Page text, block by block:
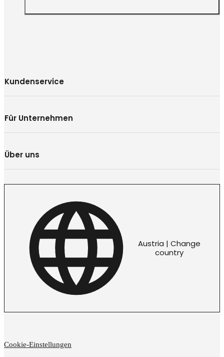
Kundenservice
Für Unternehmen
Über uns
Austria | Change
country
Cookie-Einstellungen